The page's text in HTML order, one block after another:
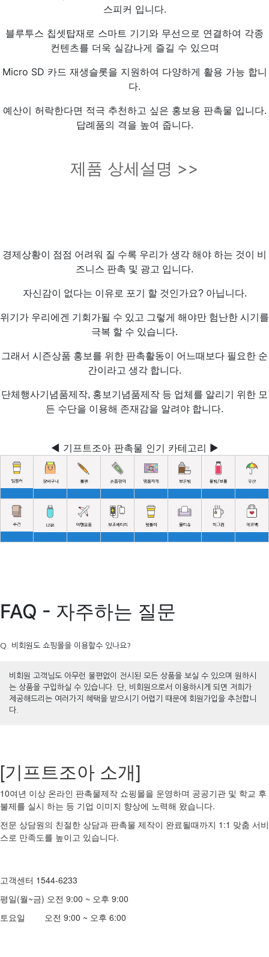
스피커 입니다.
블루투스 칩셋탑재로 스마트 기기와 무선으로 연결하여 각종
컨텐츠를 더욱 실감나게 즐길 수 있으며
Micro SD 카드 재생슬롯을 지원하여 다양하게 활용 가능 합니
다.
예산이 허락한다면 적극 추천하고 싶은 홍보용 판촉물 입니다.
답례품의 격을 높여 줍니다.
제품 상세설명 >>
경제상황이 점점 어려워 질 수록 우리가 생각 해야 하는 것이 비
즈니스 판촉 및 광고 입니다.
자신감이 없다는 이유로 포기 할 것인가요? 아닙니다.
위기가 우리에겐 기회가될 수 있고 그렇게 해야만 험난한 시기를
극복 할 수 있습니다.
그래서 시즌상품 홍보를 위한 판촉활동이 어느때보다 필요한 순
간이라고 생각 합니다.
단체행사기념품제작, 홍보기념품제작 등 업체를 알리기 위한 모
든 수단을 이용해 존재감을 알려야 합니다.
◀ 기프트조아 판촉물 인기 카테고리 ▶
FAQ - 자주하는 질문
Q. 비회원도 쇼핑몰을 이용할수 있나요?
비회원 고객님도 아무런 불편없이 전시된 모든 상품을 보실 수 있으며 원하시
는 상품을 구입하실 수 있습니다. 단, 비회원으로서 이용하시게 되면 저희가
제공해드리는 여러가지 혜택을 받으시기 어렵기 때문에 회원가입을 추천합니
다.
[기프트조아 소개]
10여년 이상 온라인 판촉물제작 쇼핑몰을 운영하며 공공기관 및 학교 후
불제를 실시 하는 등 기업 이미지 향상에 노력해 왔습니다.
전문 상담원의 친절한 상담과 판촉물 제작이 완료될때까지 1:1 맞춤 서비
스로 만족도를 높이고 있습니다.
고객센터 1544-6233
평일(월~금) 오전 9:00 ~ 오후 9:00
토요일 오전 9:00 ~ 오후 6:00